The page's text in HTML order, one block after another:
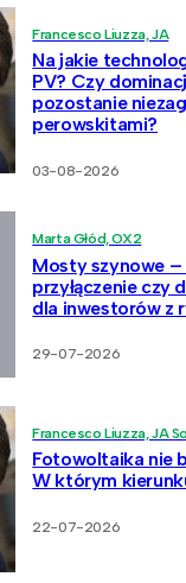
Francesco Liuzza, JA
Na jakie
PV? Czy
pozostanie
perowskitami?
03-08-2026
Marta Głód, OX2
Mosty szynowe –
przyłączenie czy
dla inwestorów z
29-07-2026
Francesco Liuzza, JA
Fotowoltaika nie
W którym
22-07-2026